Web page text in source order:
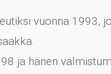
vuonna 1993,
ja hänen